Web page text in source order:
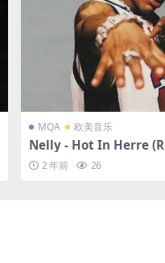
MQA 欧美音乐
Nelly - Hot In Herre
xes)（2002/FLAC/EP
3M）
2 年前 26